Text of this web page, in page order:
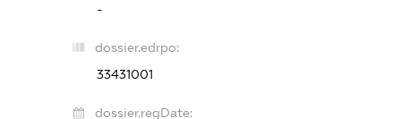
-
dossier.edrpo:
33431001
dossier.regDate: